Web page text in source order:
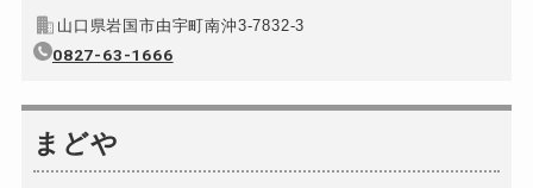
山口県岩国市由宇町南沖3-7832-3
0827-63-1666
まどや